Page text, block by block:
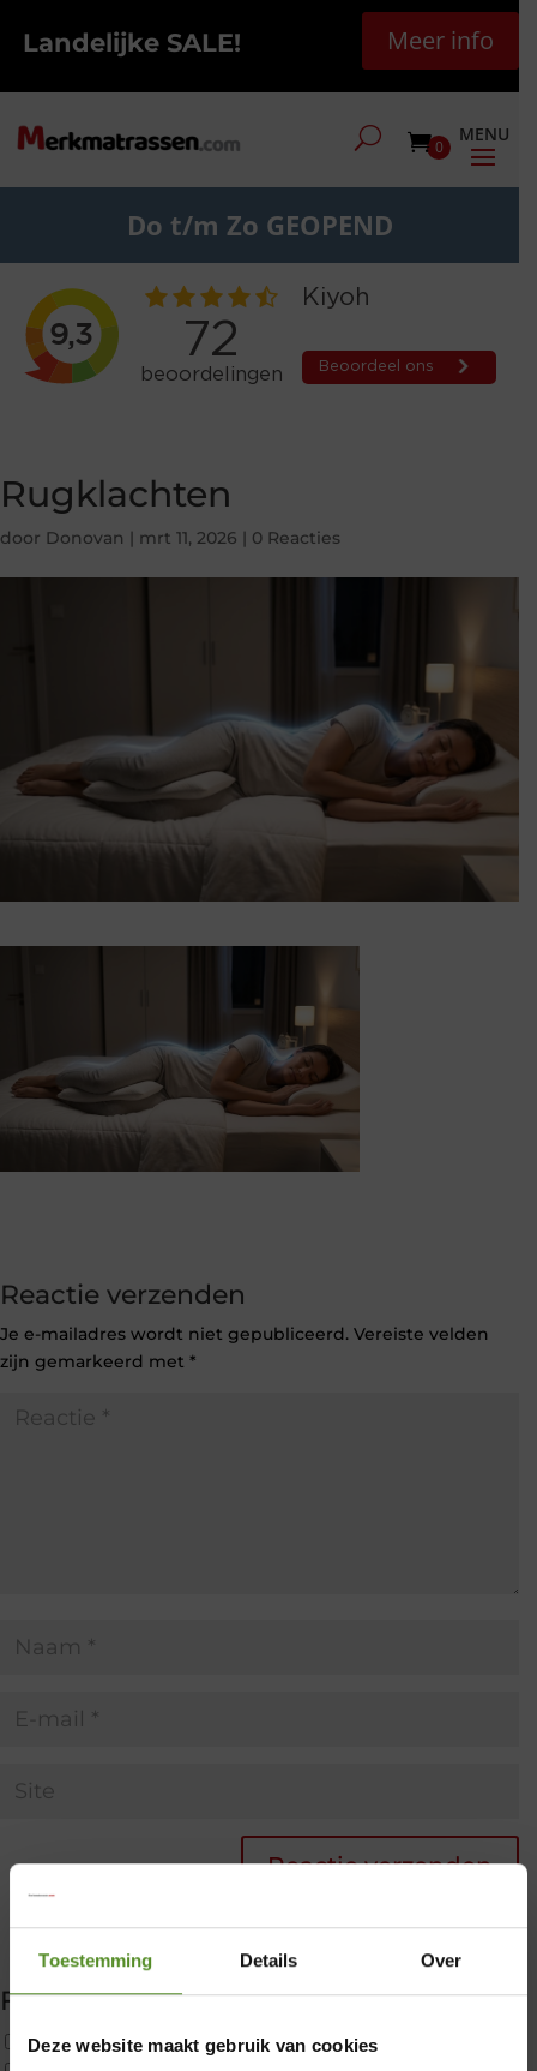
Toestemming Details Over
Deze website maakt gebruik van cookies
Landelijke SALE! Meer info
0
Do t/m Zo GEOPEND
Rugklachten
door Donovan | mrt 11, 2026 | 0 Reacties
Reactie verzenden
Je e-mailadres wordt niet gepubliceerd. Vereiste velden
zijn gemarkeerd met *
Filter producten
Uncategorized